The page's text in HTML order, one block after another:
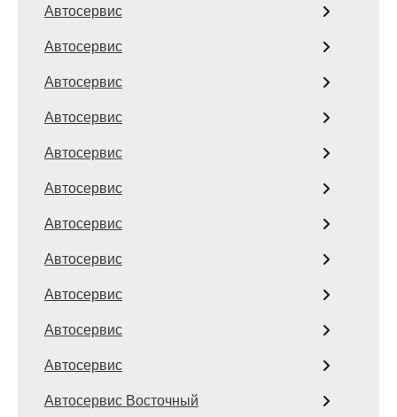
Автосервис
Автосервис
Автосервис
Автосервис
Автосервис
Автосервис
Автосервис
Автосервис
Автосервис
Автосервис
Автосервис
Автосервис Восточный